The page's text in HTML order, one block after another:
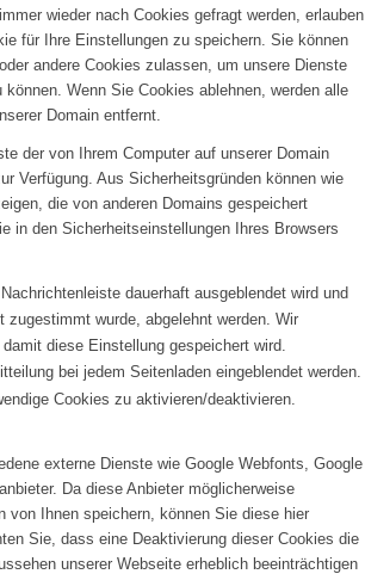
wieder nach Cookies gefragt werden, erlauben
für Ihre Einstellungen zu speichern. Sie können
andere Cookies zulassen, um unsere Dienste
Wenn Sie Cookies ablehnen, werden alle
Domain entfernt.
der von Ihrem Computer auf unserer Domain
Verfügung. Aus Sicherheitsgründen können wie
die von anderen Domains gespeichert
in den Sicherheitseinstellungen Ihres Browsers
dauerhaft ausgeblendet wird und
zugestimmt wurde, abgelehnt werden. Wir
diese Einstellung gespeichert wird.
bei jedem Seitenladen eingeblendet werden.
Cookies zu aktivieren/deaktivieren.
externe Dienste wie Google Webfonts, Google
Da diese Anbieter möglicherweise
von Ihnen speichern, können Sie diese hier
Sie, dass eine Deaktivierung dieser Cookies die
unserer Webseite erheblich beeinträchtigen